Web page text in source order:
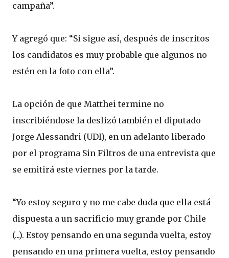
campaña”.
Y agregó que: “Si sigue así, después de inscritos
los candidatos es muy probable que algunos no
estén en la foto con ella”.
La opción de que Matthei termine no
inscribiéndose la deslizó también el diputado
Jorge Alessandri (UDI), en un adelanto liberado
por el programa Sin Filtros de una entrevista que
se emitirá este viernes por la tarde.
“Yo estoy seguro y no me cabe duda que ella está
dispuesta a un sacrificio muy grande por Chile
(...). Estoy pensando en una segunda vuelta, estoy
pensando en una primera vuelta, estoy pensando